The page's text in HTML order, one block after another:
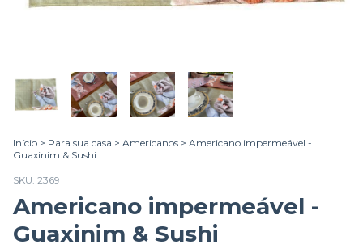
Início > Para sua casa > Americanos > Americano impermeável -
Guaxinim & Sushi
SKU: 2369
Americano impermeável -
Guaxinim & Sushi